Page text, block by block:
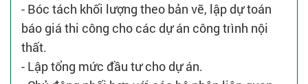
- Bóc tách khối lượng theo bản vẽ, lập dự toán
báo giá thi công cho các dự án công trình nội
thất.
- Lập tổng mức đầu tư cho dự án.